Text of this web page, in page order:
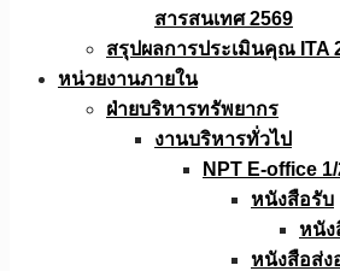
สารสนเทศ 2569
สรุปผลการประเมินคุณ ITA
หน่วยงานภายใน
ฝ่ายบริหารทรัพยากร
งานบริหารทั่วไป
NPT E-office
หนังสือรับ
หนัง
หนังสือส่ง